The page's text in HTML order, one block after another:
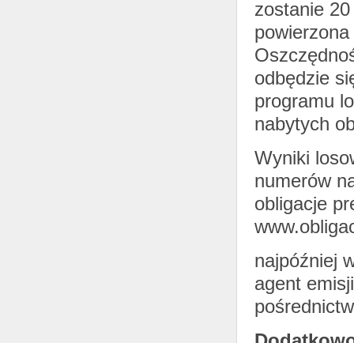
zostanie
odbędzie
programu
nabytych
Wyniki
numerów
obligacje
najpóźniej
agent